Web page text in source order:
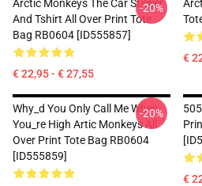
Arctic Monkeys The Car Sticker
And Tshirt All Over Print Tote
Bag RB0604 [ID555857]
€ 22,95 - € 27,55
-20%
€
Why_d You Only Call Me When
You_re High Artic Monkeys All
Over Print Tote Bag RB0604
[ID555859]
-20%
€